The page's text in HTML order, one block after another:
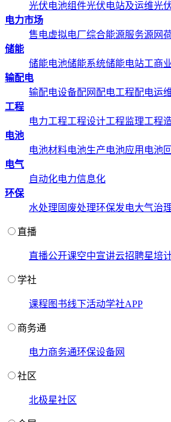
光伏电池组件光伏电站及运维光
电力市场
售电虚拟电厂综合能源服务源网
储能
储能电池储能系统储能电站工商
输配电
输配电设备配网配电工程配电运
工程
电力工程工程设计工程监理工程
电池
电池材料电池生产电池应用 电池
电气
自动化电力信息化
环保
水处理 固废处理环保发电大气治
直播
直播公开课空中宣讲云招聘星培
学社
课程 图书线下活动学社APP
商务通
电力商务通环保设备网
社区
北极星社区